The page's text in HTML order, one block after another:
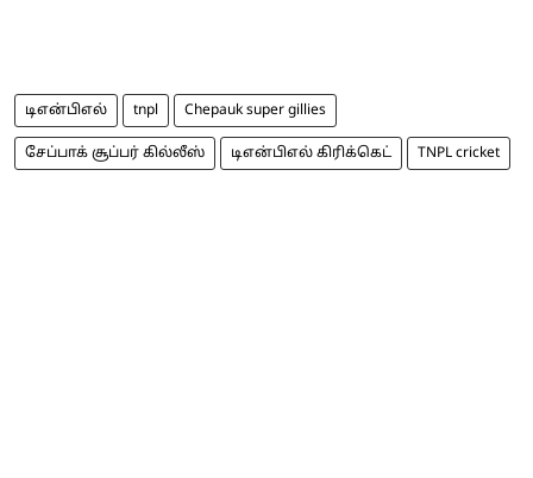
டிஎன்பிஎல் tnpl Chepauk super gillies
சேப்பாக் சூப்பர் கில்லீஸ் டிஎன்பிஎல் கிரிக்கெட் TNPL cricket